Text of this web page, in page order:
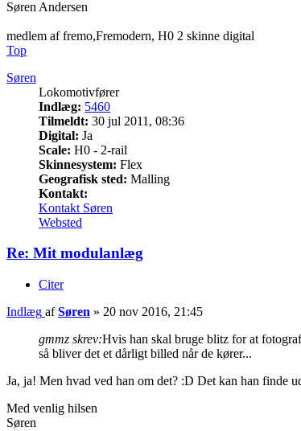
Søren Andersen
medlem af fremo,Fremodern, H0 2 skinne digital
Top
Søren
Lokomotivfører
Indlæg: 5460
Tilmeldt: 30 jul 2011, 08:36
Digital: Ja
Scale: H0 - 2-rail
Skinnesystem: Flex
Geografisk sted: Malling
Kontakt:
Kontakt Søren
Websted
Re: Mit modulanlæg
Citer
Indlæg afSøren » 20 nov 2016, 21:45
gmmz skrev:Hvis han skal bruge blitz for at
så bliver det et dårligt billed når de kører...
Ja, ja! Men hvad ved han om det? :D Det kan han finde
Med venlig hilsen
Søren